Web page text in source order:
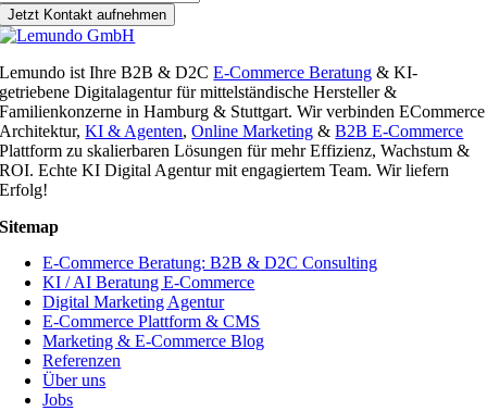
Jetzt Kontakt aufnehmen
Lemundo ist Ihre B2B & D2CE-Commerce Beratung & KI-
getriebene Digitalagentur für mittelständische Hersteller &
Familienkonzerne in Hamburg & Stuttgart. Wir verbinden ECommerce
Architektur,KI & Agenten,Online Marketing &B2B E-Commerce
Plattform zu skalierbaren Lösungen für mehr Effizienz, Wachstum &
ROI. Echte KI Digital Agentur mit engagiertem Team. Wir liefern
Erfolg!
Sitemap
E-Commerce Beratung: B2B & D2C Consulting
KI / AI Beratung E-Commerce
Digital Marketing Agentur
E-Commerce Plattform & CMS
Marketing & E-Commerce Blog
Referenzen
Über uns
Jobs